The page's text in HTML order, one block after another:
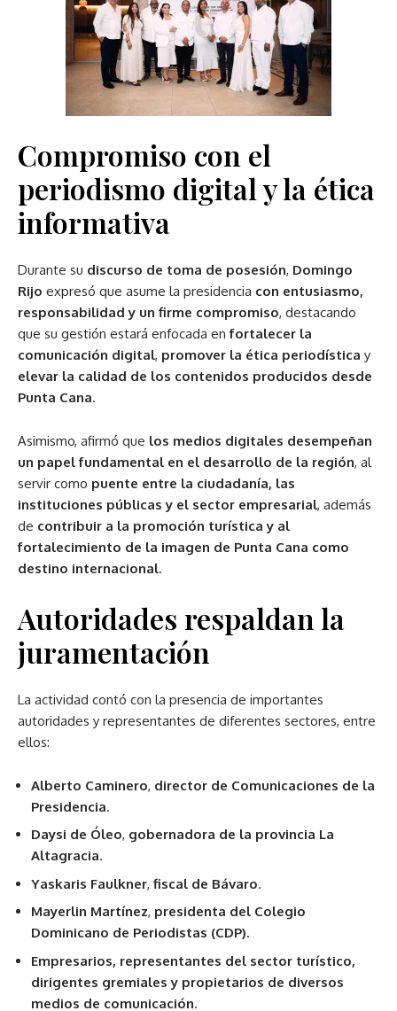
Compromiso con el
periodismo digital y la ética
informativa
Durante su discurso de toma de posesión, Domingo
Rijo expresó que asume la presidencia con entusiasmo,
responsabilidad y un firme compromiso, destacando
que su gestión estará enfocada enfortalecer la
comunicación digital, promover la ética periodística y
elevar la calidad de los contenidos producidos desde
Punta Cana.
Asimismo, afirmó que los medios digitales desempeñan
un papel fundamental en el desarrollo de la región, al
servir como puente entre la ciudadanía, las
instituciones públicas y el sector empresarial, además
de contribuir a la promoción turística y al
fortalecimiento de la imagen de Punta Cana como
destino internacional.
Autoridades respaldan la
juramentación
La actividad contó con la presencia de importantes
autoridades y representantes de diferentes sectores, entre
ellos:
Alberto Caminero, director de Comunicaciones de la
Presidencia.
Daysi de Óleo, gobernadora de la provincia La
Altagracia.
Yaskaris Faulkner, fiscal de Bávaro.
Mayerlin Martínez, presidenta del Colegio
Dominicano de Periodistas (CDP).
Empresarios, representantes del sector turístico,
dirigentes gremiales y propietarios de diversos
medios de comunicación.